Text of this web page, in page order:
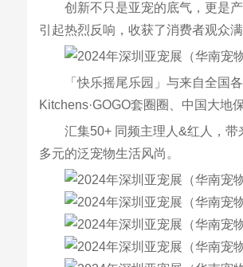
创新不只是亚宠的底气，更是
引起热烈反响，收获了消费者观众满
「快乐摇尾乐园」与来自全国
Kitchens·GOGO套圈圈、中国大地
汇集50+ 同频主理人&红人，带
多元的泛宠物生活风尚。